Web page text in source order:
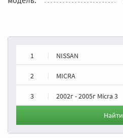
1 NISSAN
2 MICRA
3 2002г - 2005г Micra 3
Найти